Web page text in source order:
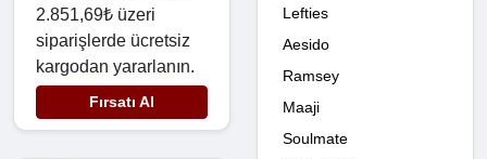
2.851,69₺ üzeri
siparişlerde ücretsiz
kargodan yararlanın.
Fırsatı Al
Lefties
Aesido
Ramsey
Maaji
Soulmate